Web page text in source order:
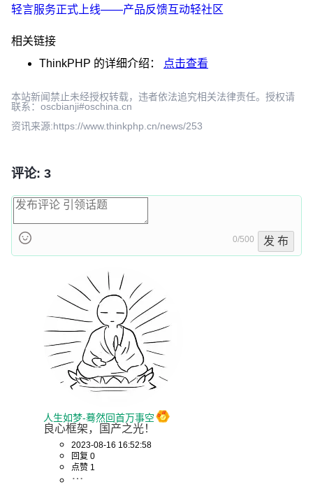
轻言服务正式上线——产品反馈互动轻社区
相关链接
ThinkPHP 的详细介绍： 点击查看
本站新闻禁止未经授权转载，违者依法追究相关法律责任。授权请
联系：oscbianji#oschina.cn
资讯来源:https://www.thinkphp.cn/news/253
评论: 3
0/500 发 布
人生如梦-蓦然回首万事空
良心框架，国产之光！
2023-08-16 16:52:58
回复 0
点赞 1